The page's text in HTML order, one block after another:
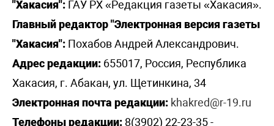
"Хакасия": ГАУ РХ «Редакция газеты «Хакасия».
Главный редактор "Электронная версия газеты
"Хакасия": Похабов Андрей Александрович.
Адрес редакции: 655017, Россия, Республика
Хакасия, г. Абакан, ул. Щетинкина, 34
Электронная почта редакции: khakred@r-19.ru
Телефоны редакции: 8(3902) 22-23-35 -